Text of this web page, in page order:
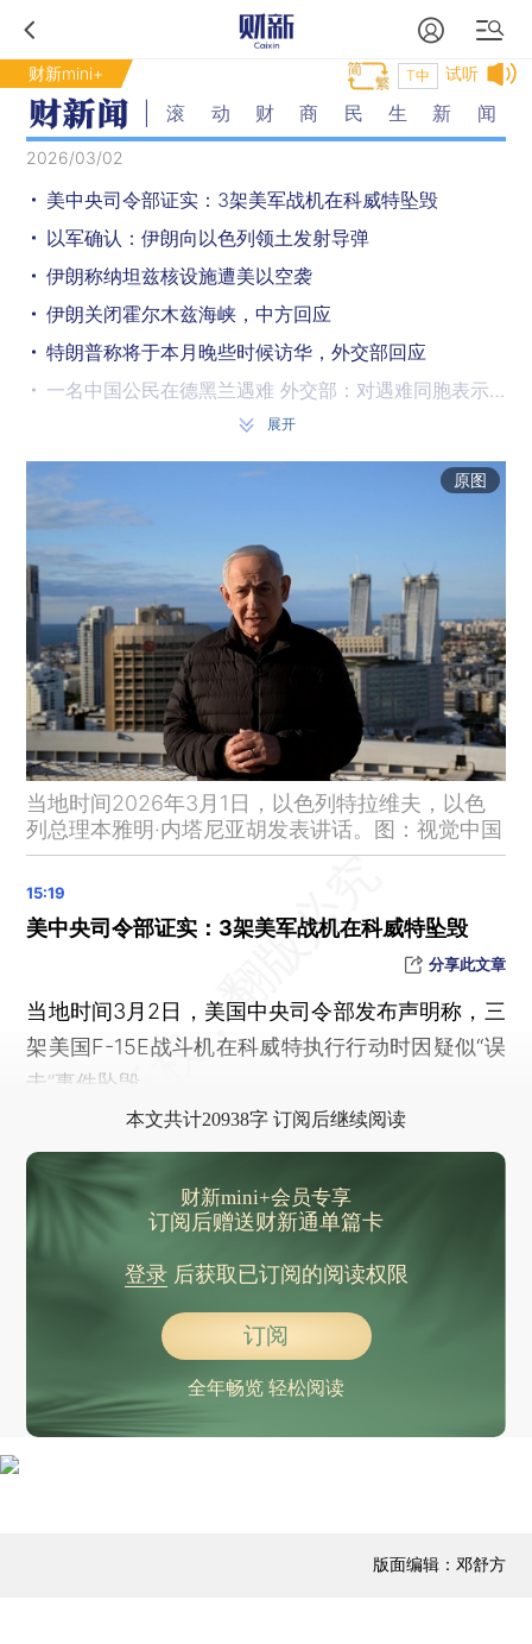
财新mini+ 试听
T中
滚动财商民生新闻
2026/03/02
美中央司令部证实：3架美军战机在科威特坠毁
以军确认：伊朗向以色列领土发射导弹
伊朗称纳坦兹核设施遭美以空袭
伊朗关闭霍尔木兹海峡，中方回应
特朗普称将于本月晚些时候访华，外交部回应
一名中国公民在德黑兰遇难 外交部：对遇难同胞表示哀悼
A股沪指收红，石油天然气板块大涨
美股一周前瞻：2月非农发布 特朗普会见科技巨头
以色列轰炸黎巴嫩
国际油价、黄金白银，全线高开
中国驻伊朗大使馆最新通报：这些通道可撤离
伊朗前总统内贾德的死亡消息被其家属和亲信否认
伊朗最高国家安全委员会秘书拉里贾尼：不会与美国进行谈判
拉里贾尼：伊朗无意侵犯邻国主权
日本火山列岛地区发生5.9级地震 震源深度10千米
英首相表示同意美国使用英军事基地
十四届全国人大四次会议新闻发布会3月4日举行
美总统称美军在对伊行动中打死48名伊朗指挥官
3名美国军人在对伊朗军事行动中死亡
伊朗军方称美“林肯”号航母遭到伊朗4枚弹道导弹袭击，美军否认
以色列博物馆称已转移重要文物 场馆将关闭
18名中国公民自伊朗撤离至阿塞拜疆
王楚钦夺得WTT新加坡大满贯男单冠军
3月2日—8日，黄山风景区等面向全球女性游客免门票
以军宣布对伊朗首都发动新一轮空袭
北京国安夺得中国足协超级杯冠军
经中央军委批准，全军启用《预备役人员证》
王毅同俄罗斯外长拉夫罗夫通电话，谈伊朗局势
美以袭击伊朗，有中国公民受伤，外交部紧急提醒
两连胜，中国男篮世预赛逆转战胜中国台北队
展开
原图
当地时间2026年3月1日，以色列特拉维夫，以色
列总理本雅明·内塔尼亚胡发表讲话。图：视觉中国
美中央司令部证实：3架美军战机在科威特坠毁
分享此文章
当地时间3月2日，美国中央司令部发布声明称，三
架美国F-15E战斗机在科威特执行行动时因疑似“误
击”事件坠毁，
本文共计20938字 订阅后继续阅读
财新mini+会员专享
订阅后赠送财新通单篇卡
登录后获取已订阅的阅读权限
订阅
全年畅览 轻松阅读
版面编辑：邓舒方